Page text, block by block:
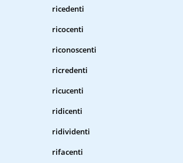
ricedenti
ricocenti
riconoscenti
ricredenti
ricucenti
ridicenti
ridividenti
rifacenti